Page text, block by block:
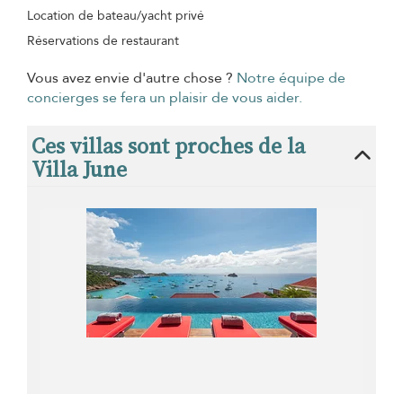
Location de bateau/yacht privé
Réservations de restaurant
Vous avez envie d'autre chose ? Notre équipe de
concierges se fera un plaisir de vous aider.
Ces villas sont proches de la
Villa June